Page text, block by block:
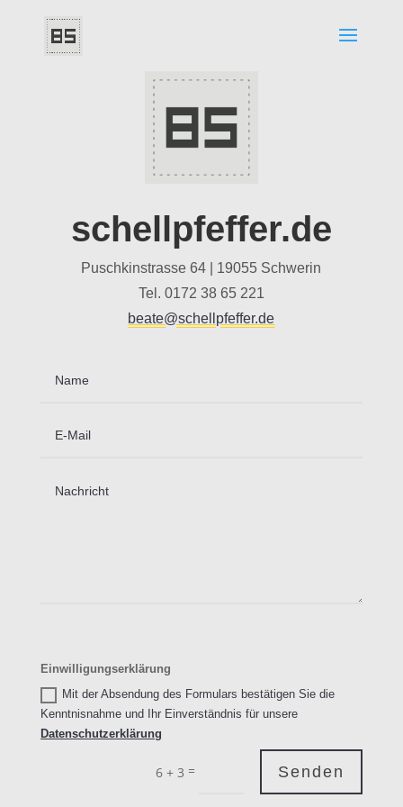
schellpfeffer.de
Puschkinstrasse 64 | 19055 Schwerin
Tel. 0172 38 65 221
beate@schellpfeffer.de
Einwilligungserklärung
Mit der Absendung des Formulars bestätigen Sie die
Kenntnisnahme und Ihr Einverständnis für unsere
Datenschutzerklärung
6 + 3 = Senden